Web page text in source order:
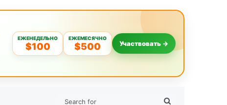
ЕЖЕНЕДЕЛЬНО
$100
ЕЖЕМЕСЯЧНО
$500 Участвовать →